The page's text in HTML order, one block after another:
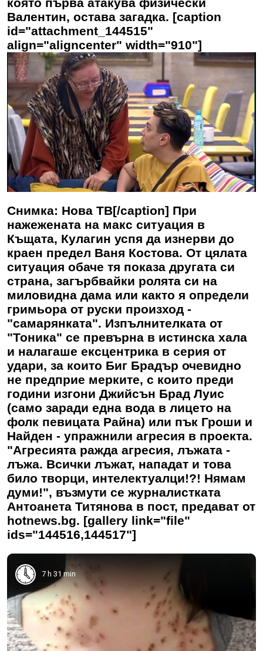
Валентин, остава загадка. [caption
id="attachment_144515"
align="aligncenter" width="910"]
Снимка: Нова ТВ[/caption] При
нажежената на макс ситуация в
Къщата, Кулагин успя да изнерви до
краен предел Ваня Костова. От цялата
ситуация обаче тя показа другата си
страна, загърбвайки ролята си на
миловидна дама или както я определи
гримьора от руски произход -
"самарянката". Изпълнителката от
"Тоника" се превърна в истинска хала
и налагаше ексцентрика в серия от
удари, за които Биг Брадър очевидно
не предприе мерките, с които преди
години изгони Джийсън Брад Луис
(само заради една вода в лицето на
фолк певицата Райна) или пък Гроши и
Найден - упражнили агресия в проекта.
"Агресията ражда агресия, лъжата -
лъжа. Всички лъжат, нападат и това
било творци, интелектуалци!?! Нямам
думи!", възмути се журналистката
Антоанета Титянова в пост, предават от
hotnews.bg. [gallery link="file"
ids="144516,144517"]
7 h 31 min